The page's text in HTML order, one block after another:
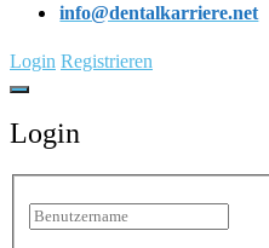
info@dentalkarriere.net
Login Registrieren
Login